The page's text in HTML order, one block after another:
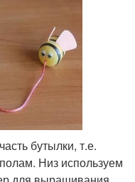
бутылки, т.е.
Низ используем